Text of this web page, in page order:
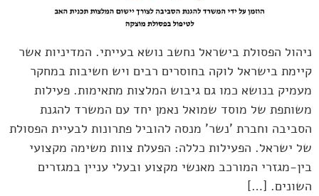
ניהול הפסולת בישראל נחשב נושא בעייתי. המדיניות אשר
קיימת בישראל לוקה בחוסרים רבים ויש חשיבות במחקר
מעמיק בנושא כמו גם גיבוש המלצות מתאימות. פעילות
משותפת של מוסד שמואל נאמן יחד עם המשרד להגנת
הסביבה וחברת 'נשר' מנסה להוביל פתרונות לבעיית הפסולת
של ישראל. הפעילות כללה: הפעלת צוות משימה מקצועי
בין-מגזרי המורכב מאנשי מקצוע ובעלי עניין במגזרים
השונים. […]